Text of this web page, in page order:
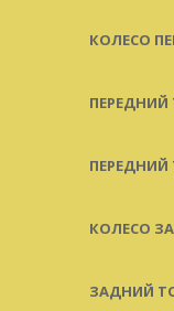
КОЛЕСО
ПЕРЕДНИЙ
ПЕРЕДНИЙ
КОЛЕСО
ЗАДНИЙ